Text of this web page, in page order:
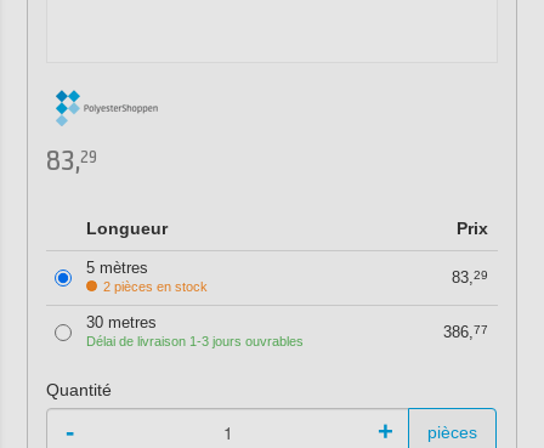
83,29
Longueur Prix
5 mètres
2 pièces en stock 83,29
30 metres
Délai de livraison 1-3 jours ouvrables 386,77
Quantité
- + pièces